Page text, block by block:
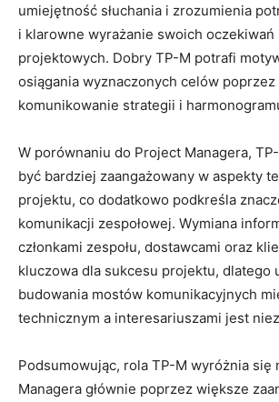
⁤umiejętność słuchania ‍i zrozumienia
i klarowne wyrażanie swoich oczekiwań
⁢projektowych. ⁤Dobry TP-M potrafi
⁤osiągania wyznaczonych⁣ celów
‌komunikowanie strategii i
W⁤ porównaniu do Project ​Managera,
‍być bardziej zaangażowany ⁣w ‍aspekty
projektu, co dodatkowo podkreśla
komunikacji zespołowej. Wymiana
członkami zespołu, dostawcami oraz
kluczowa dla sukcesu‌ projektu, dlatego
budowania mostów ⁤komunikacyjnych
‍technicznym a interesariuszami jest
Podsumowując, ⁤rola TP-M wyróżnia ‌się
Managera głównie poprzez większe